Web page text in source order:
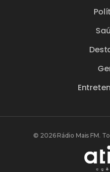
© 2026 Rádio Mais FM.